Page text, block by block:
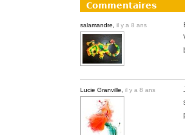
Commentaires
salamandre, il y a 8 ans
Lucie Granville, il y a 8 ans